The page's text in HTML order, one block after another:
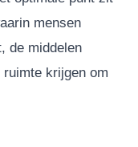
mensen
de middelen
ruimte krijgen om